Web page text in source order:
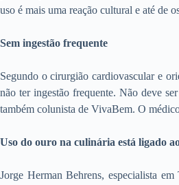
uso é mais uma reação cultural e até de
Sem ingestão frequente
Segundo o cirurgião cardiovascular e
não ter ingestão frequente. Não deve
também colunista de VivaBem. O
Uso do ouro na culinária está ligado
Jorge Herman Behrens, especialista